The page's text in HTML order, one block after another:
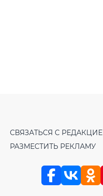
СВЯЗАТЬСЯ С
РАЗМЕСТИТЬ РЕКЛАМУ